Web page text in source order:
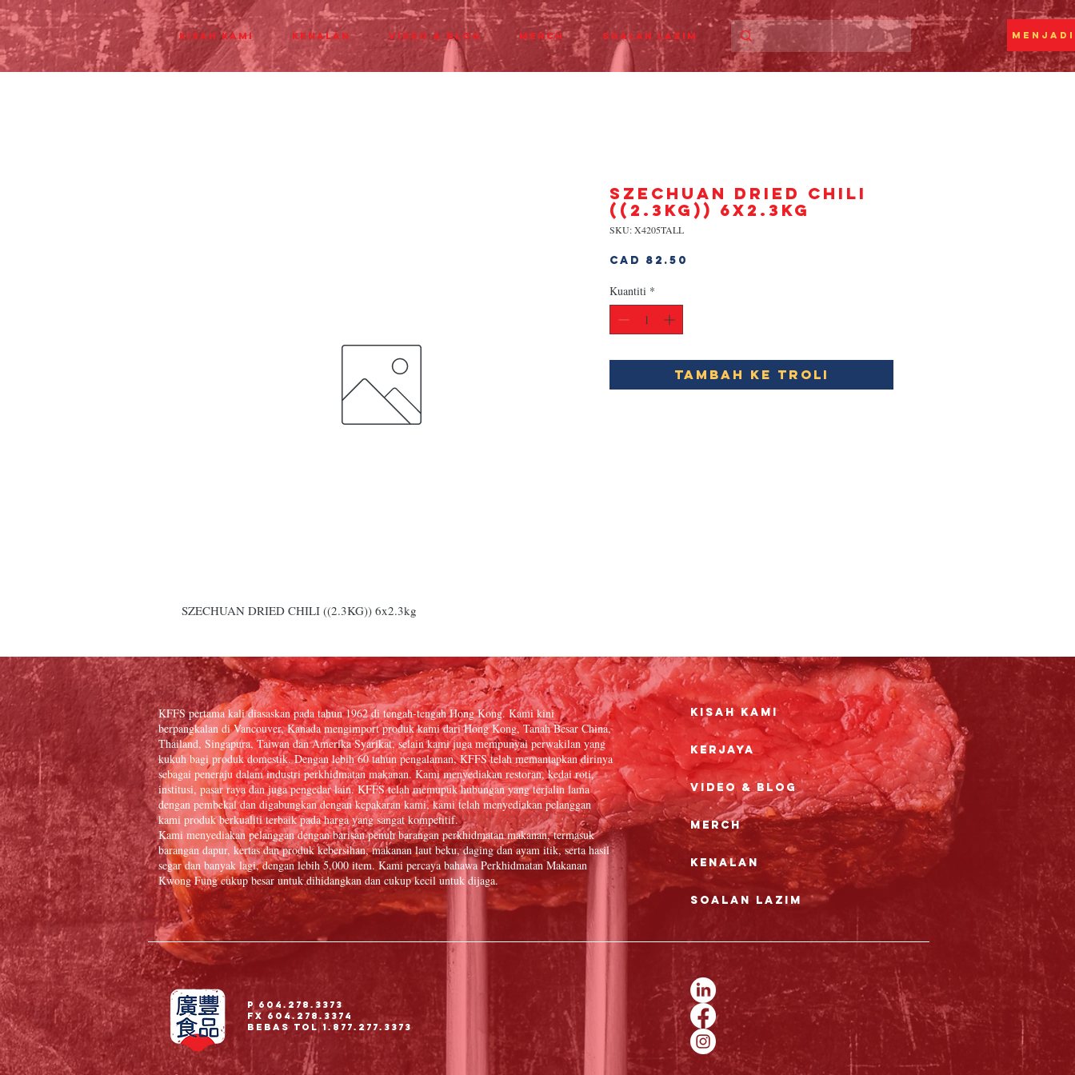
Kisah Kami Kenalan Video & Blog Merch Soalan Lazim
SZECHUAN DRIED CHILI ((2.3KG)) 6x2.3kg
SZECHUAN DRIED CHILI
((2.3KG)) 6x2.3kg
SKU: X4205TALL
CAD 82.50
Kuantiti *
Tambah ke Troli
KFFS pertama kali diasaskan pada tahun 1962 di tengah-tengah Hong Kong. Kami kini
berpangkalan di Vancouver, Kanada mengimport produk kami dari Hong Kong, Tanah Besar China,
Thailand, Singapura, Taiwan dan Amerika Syarikat, selain kami juga mempunyai perwakilan yang
kukuh bagi produk domestik. Dengan lebih 60 tahun pengalaman, KFFS telah memantapkan dirinya
sebagai peneraju dalam industri perkhidmatan makanan. Kami menyediakan restoran, kedai roti,
institusi, pasar raya dan juga pengedar lain. KFFS telah memupuk hubungan yang terjalin lama
dengan pembekal dan digabungkan dengan kepakaran kami, kami telah menyediakan pelanggan
kami produk berkualiti terbaik pada harga yang sangat kompetitif.
Kami menyediakan pelanggan dengan barisan penuh barangan perkhidmatan makanan, termasuk
barangan dapur, kertas dan produk kebersihan, makanan laut beku, daging dan ayam itik, serta hasil
segar dan banyak lagi, dengan lebih 5,000 item. Kami percaya bahawa Perkhidmatan Makanan
Kwong Fung cukup besar untuk dihidangkan dan cukup kecil untuk dijaga.
Kisah Kami
Kerjaya
Video & Blog
Merch
Kenalan
Soalan Lazim
P 604.278.3373
Fx 604.278.3374
Bebas Tol 1.877.277.3373